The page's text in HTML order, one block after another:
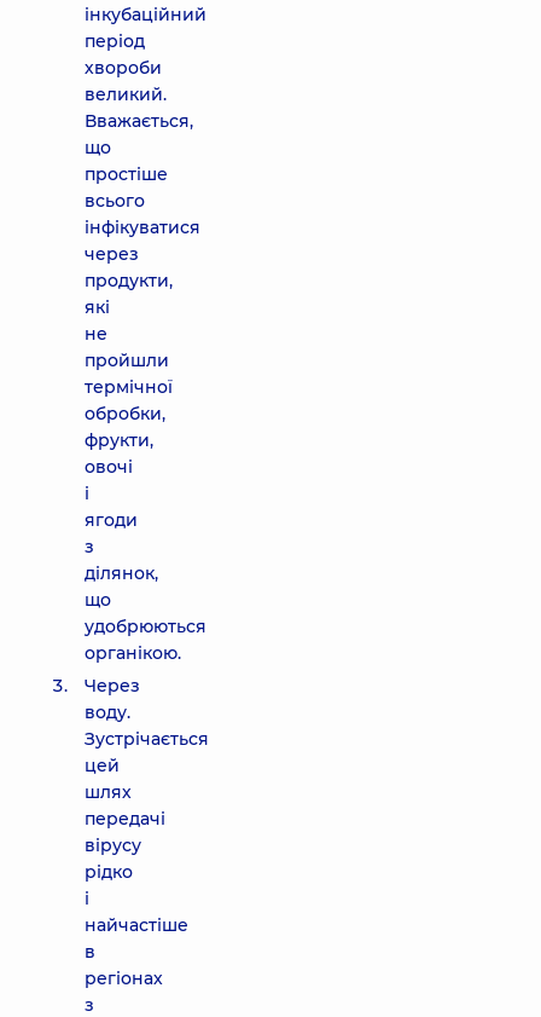
інкубаційний
період
хвороби
великий.
Вважається,
що
простіше
всього
інфікуватися
через
продукти,
які
не
пройшли
термічної
обробки,
фрукти,
овочі
і
ягоди
з
ділянок,
що
удобрюються
органікою.
Через
воду.
Зустрічається
цей
шлях
передачі
вірусу
рідко
і
найчастіше
в
регіонах
з